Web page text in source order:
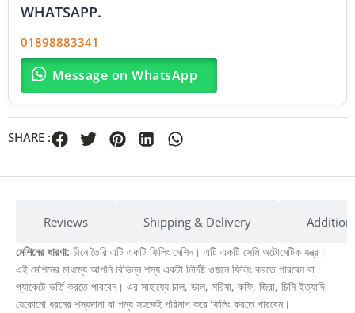
WHATSAPP.
01898883341
Message on WhatsApp
SHARE :
Reviews Shipping & Delivery
মেশিনের ধারণা: চীনে তৈরি এটি একটি ফিলিং মেশিন। এটি একটি সেমি অটোমেটিক যন্ত্র।
এই মেশিনের মাধম্যে আপনি বিভিন্ন শস্য একটা নির্দিষ্ট ওজনে ফিলিং করতে পারবেন বা
প্যাকেটে ভর্তি করতে পারবেন। এর সাহায্যে চাল, ডাল, সরিষা, কফি, জিরা, চিনি ইত্যাদি
যেকোনো ধরনের শস্যদানা বা পন্য সহজেই পরিমাপ করে ফিলিং করতে পারবেন।